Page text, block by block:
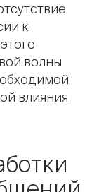
к
волны
влияния